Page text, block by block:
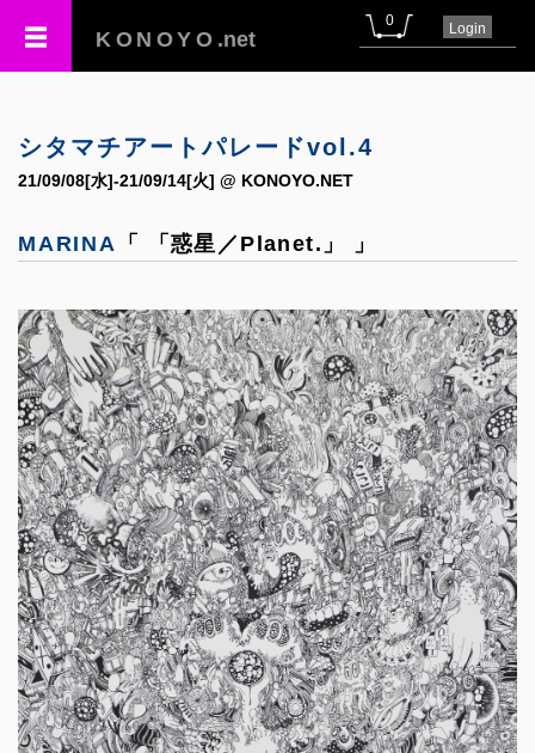
KONOYO .net
0 Login
シタマチアートパレードvol.4
21/09/08[水]-21/09/14[火] @ KONOYO.NET
MARINA 「 「惑星／Planet.」 」